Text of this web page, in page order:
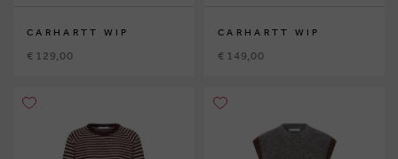
CARHARTT WIP
€ 129,00
CARHARTT WIP
€ 149,00